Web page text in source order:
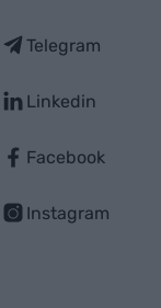
Telegram
Linkedin
Facebook
Instagram